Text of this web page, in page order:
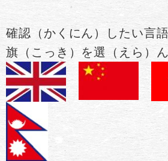
確認（かくにん）したい言
旗（こっき）を選（えら）